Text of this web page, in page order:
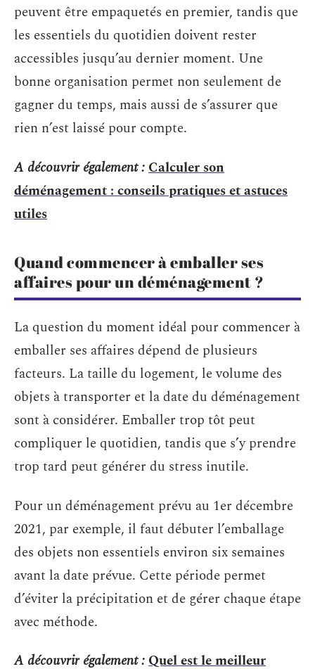
peuvent être empaquetés en premier, tandis que
les essentiels du quotidien doivent rester
accessibles jusqu’au dernier moment. Une
bonne organisation permet non seulement de
gagner du temps, mais aussi de s’assurer que
rien n’est laissé pour compte.
A découvrir également :Calculer son
déménagement : conseils pratiques et astuces
utiles
Quand commencer à emballer ses
affaires pour un déménagement ?
La question du moment idéal pour commencer à
emballer ses affaires dépend de plusieurs
facteurs. La taille du logement, le volume des
objets à transporter et la date du déménagement
sont à considérer. Emballer trop tôt peut
compliquer le quotidien, tandis que s’y prendre
trop tard peut générer du stress inutile.
Pour un déménagement prévu au 1er décembre
2021, par exemple, il faut débuter l’emballage
des objets non essentiels environ six semaines
avant la date prévue. Cette période permet
d’éviter la précipitation et de gérer chaque étape
avec méthode.
A découvrir également :Quel est le meilleur